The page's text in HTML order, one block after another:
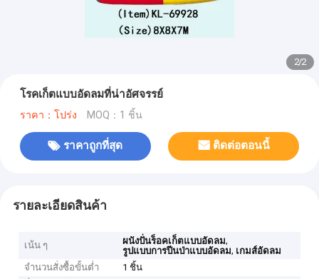
2/2
โรคเก็ตแบบอัดลมที่น่าอัศจรรย์
ราคา：โปร่ง MOQ：1 ชิ้น
ราคาถูกที่สุด ติดต่อตอนนี้
รายละเอียดสินค้า
เน้น ๆ ผนังปั่นร็อคเก็ตแบบอัดลม,
รูปแบบการปีนป่าแบบอัดลม, เกมส์อัดลม
จำนวนสั่งซื้อขั้นต่ำ
1 ชิ้น